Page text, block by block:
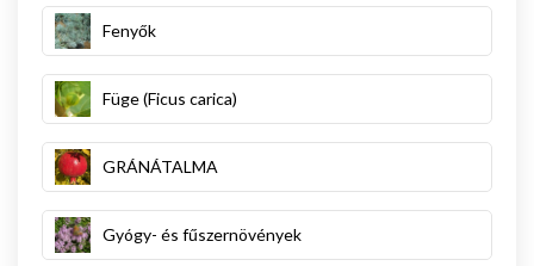
Fenyők
Füge (Ficus carica)
GRÁNÁTALMA
Gyógy- és fűszernövények